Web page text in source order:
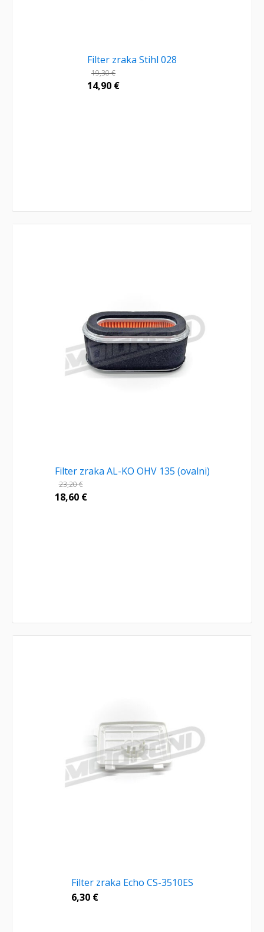
Filter zraka Stihl 028
19,30€
14,90 €
Filter zraka AL-KO OHV 135 (ovalni)
23,20€
18,60 €
Filter zraka Echo CS-3510ES
6,30 €